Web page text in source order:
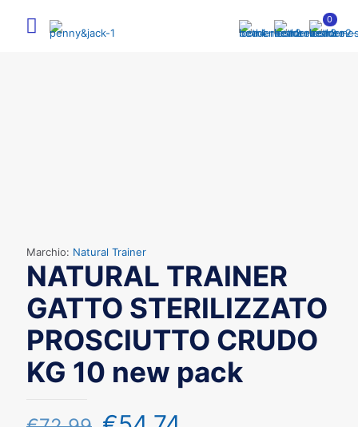
0
Marchio: Natural Trainer
NATURAL TRAINER
GATTO STERILIZZATO
PROSCIUTTO CRUDO
KG 10 new pack